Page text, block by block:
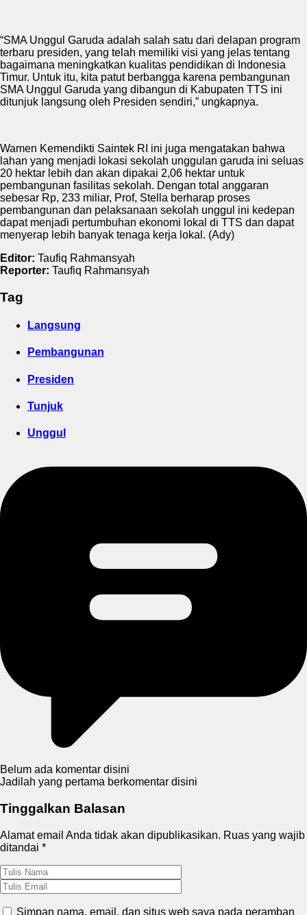
“SMA Unggul Garuda adalah salah satu dari delapan program
terbaru presiden, yang telah memiliki visi yang jelas tentang
bagaimana meningkatkan kualitas pendidikan di Indonesia
Timur. Untuk itu, kita patut berbangga karena pembangunan
SMA Unggul Garuda yang dibangun di Kabupaten TTS ini
ditunjuk langsung oleh Presiden sendiri,” ungkapnya.
Wamen Kemendikti Saintek RI ini juga mengatakan bahwa
lahan yang menjadi lokasi sekolah unggulan garuda ini seluas
20 hektar lebih dan akan dipakai 2,06 hektar untuk
pembangunan fasilitas sekolah. Dengan total anggaran
sebesar Rp, 233 miliar, Prof, Stella berharap proses
pembangunan dan pelaksanaan sekolah unggul ini kedepan
dapat menjadi pertumbuhan ekonomi lokal di TTS dan dapat
menyerap lebih banyak tenaga kerja lokal. (Ady)
Editor: Taufiq Rahmansyah
Reporter: Taufiq Rahmansyah
Tag
Langsung
Pembangunan
Presiden
Tunjuk
Unggul
Belum ada komentar disini
Jadilah yang pertama berkomentar disini
Tinggalkan Balasan
Alamat email Anda tidak akan dipublikasikan. Ruas yang wajib
ditandai *
Simpan nama, email, dan situs web saya pada peramban